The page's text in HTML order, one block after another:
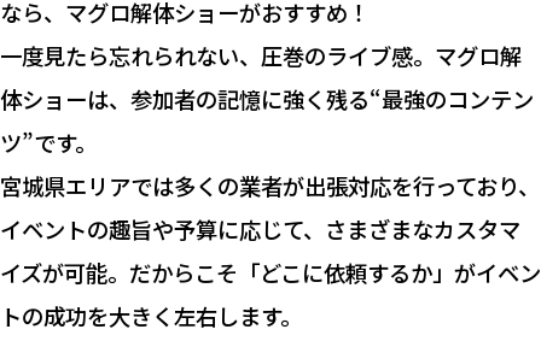
なら、マグロ解体ショーがおすすめ！
一度見たら忘れられない、圧巻のライブ感。マグロ解
体ショーは、参加者の記憶に強く残る“最強のコンテン
ツ”です。
宮城県エリアでは多くの業者が出張対応を行っており、
イベントの趣旨や予算に応じて、さまざまなカスタマ
イズが可能。だからこそ「どこに依頼するか」がイベン
トの成功を大きく左右します。